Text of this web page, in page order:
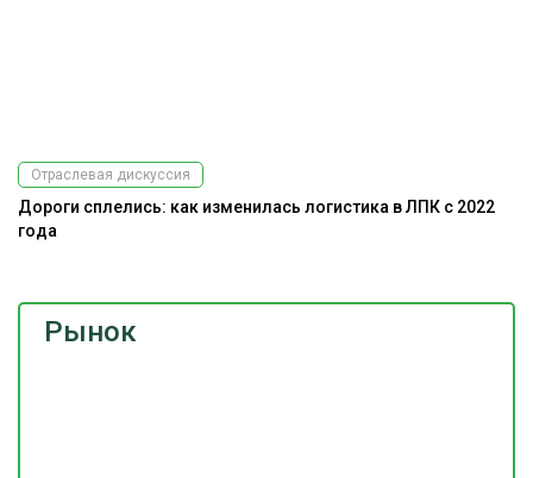
Рынок
Отраслевая дискуссия
Дороги сплелись: как изменилась логистика в ЛПК с 2022
года